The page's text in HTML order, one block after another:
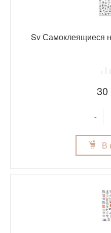
Sv Самоклеящиеся
30
-
В